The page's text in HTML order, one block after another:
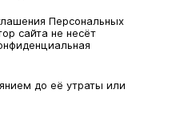
Персональных
сайта не несёт
до её утраты или